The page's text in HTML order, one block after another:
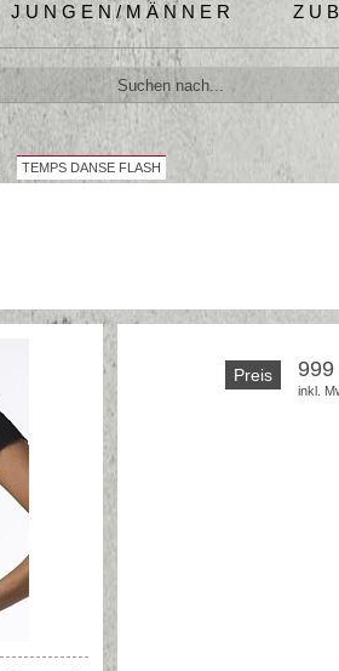
JUNGEN/MÄNNER
TEMPS DANSE FLASH
Preis 999
inkl.